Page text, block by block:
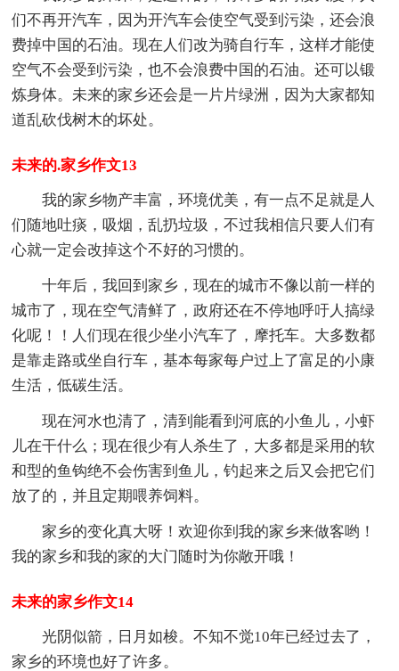
们不再开汽车，因为开汽车会使空气受到污染，还会浪
费掉中国的石油。现在人们改为骑自行车，这样才能使
空气不会受到污染，也不会浪费中国的石油。还可以锻
炼身体。未来的家乡还会是一片片绿洲，因为大家都知
道乱砍伐树木的坏处。
未来的.家乡作文13
我的家乡物产丰富，环境优美，有一点不足就是人
们随地吐痰，吸烟，乱扔垃圾，不过我相信只要人们有
心就一定会改掉这个不好的习惯的。
十年后，我回到家乡，现在的城市不像以前一样的
城市了，现在空气清鲜了，政府还在不停地呼吁人搞绿
化呢！！人们现在很少坐小汽车了，摩托车。大多数都
是靠走路或坐自行车，基本每家每户过上了富足的小康
生活，低碳生活。
现在河水也清了，清到能看到河底的小鱼儿，小虾
儿在干什么；现在很少有人杀生了，大多都是采用的软
和型的鱼钩绝不会伤害到鱼儿，钓起来之后又会把它们
放了的，并且定期喂养饲料。
家乡的变化真大呀！欢迎你到我的家乡来做客哟！
我的家乡和我的家的大门随时为你敞开哦！
未来的家乡作文14
光阴似箭，日月如梭。不知不觉10年已经过去了，
家乡的环境也好了许多。